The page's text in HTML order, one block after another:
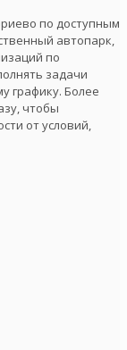
по доступным
автопарк,
по
задачи
графику. Более
чтобы
от условий,